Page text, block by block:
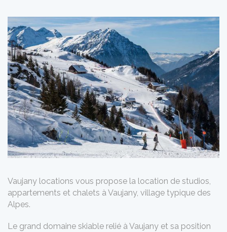
Vaujany locations vous propose la location de studios,
appartements et chalets à Vaujany, village typique des
Alpes.
Le grand domaine skiable relié à Vaujany et sa position